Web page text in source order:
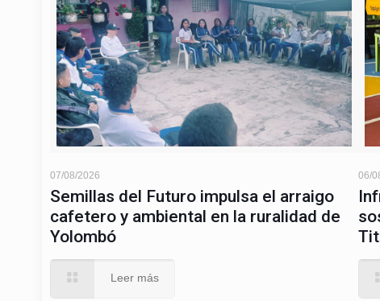
07/08/2026
Semillas del Futuro impulsa el arraigo
cafetero y ambiental en la ruralidad de
Yolombó
Leer más
06/